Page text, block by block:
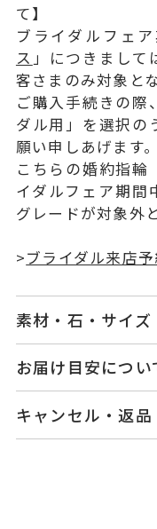
て】
ブライダルフェ
ス 」につきまして
客さまのみ対象と
ご購入手続きの際
ダル用」を選択の
願い申しあげます。
こちらの婚約指輪
イダルフェア期間
グレードが対象外
>ブライダル来店
素材・石・サイズ
品番
素材
石
ダ
お届け目安につい
てご案内いたしま
詳しくはこちら
キャンセル・返
ージの購入履歴